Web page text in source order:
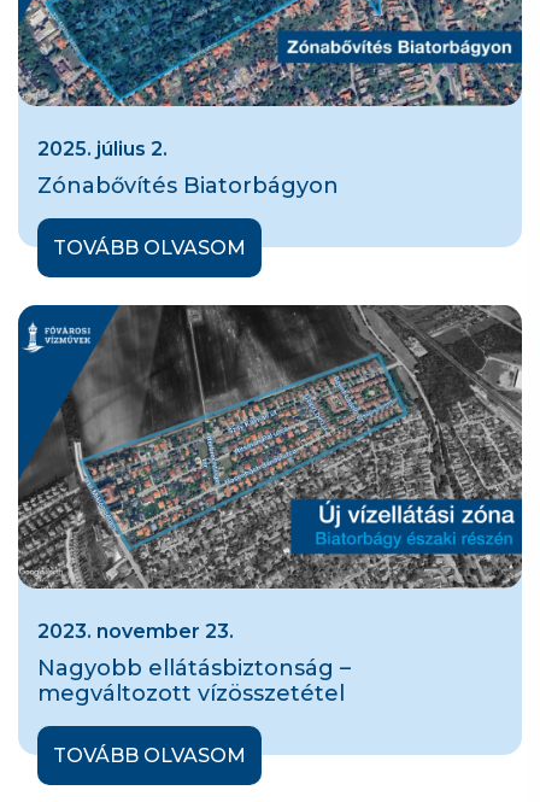
2025. július 2.
Zónabővítés Biatorbágyon
TOVÁBB OLVASOM
2023. november 23.
Nagyobb ellátásbiztonság –
megváltozott vízösszetétel
TOVÁBB OLVASOM